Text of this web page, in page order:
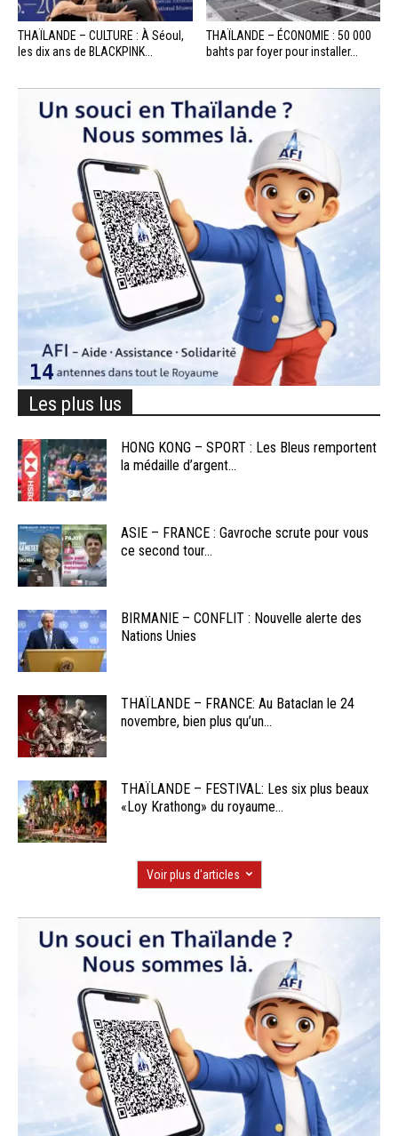
THAÏLANDE – CULTURE : À Séoul,
les dix ans de BLACKPINK...
THAÏLANDE – ÉCONOMIE : 50 000
bahts par foyer pour installer...
Les plus lus
HONG KONG – SPORT : Les Bleus remportent
la médaille d’argent...
ASIE – FRANCE : Gavroche scrute pour vous
ce second tour...
BIRMANIE – CONFLIT : Nouvelle alerte des
Nations Unies
THAÏLANDE – FRANCE: Au Bataclan le 24
novembre, bien plus qu’un...
THAÏLANDE – FESTIVAL: Les six plus beaux
«Loy Krathong» du royaume...
Voir plus d'articles